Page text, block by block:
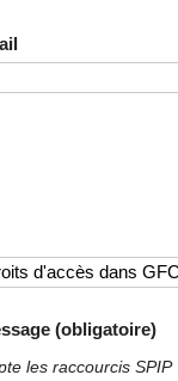
(obligatoire)
les raccourcis SPIP